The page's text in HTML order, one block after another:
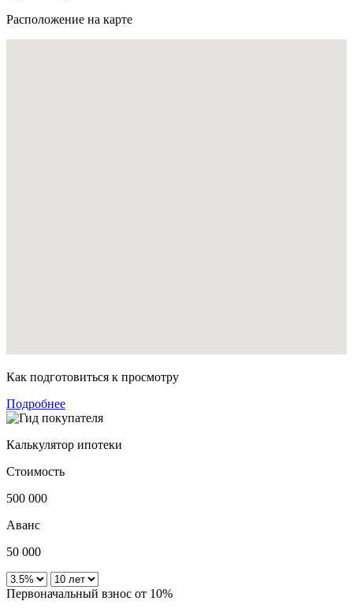
Расположение на карте
Как подготовиться к просмотру
Подробнее
Калькулятор ипотеки
Стоимость
500 000
Аванс
50 000
Первоначальный взнос от 10%